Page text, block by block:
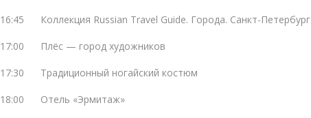
16:45 Коллекция Russian Travel Guide. Города. Санкт-Петербург
17:00 Плёс — город художников
17:30 Традиционный ногайский костюм
18:00 Отель «Эрмитаж»